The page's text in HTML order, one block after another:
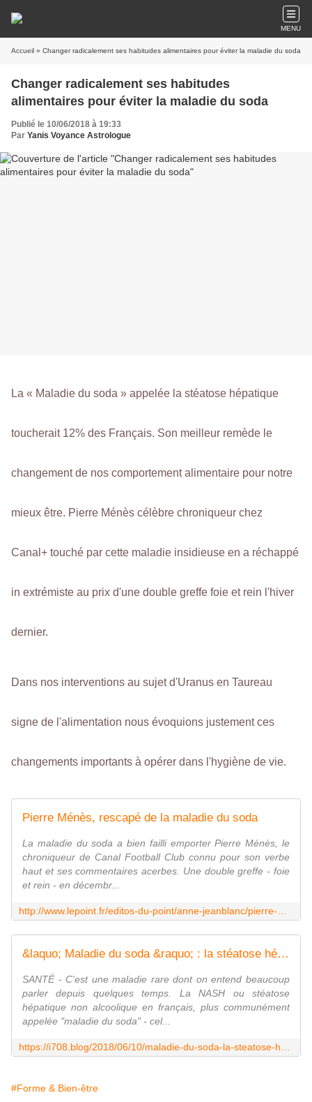
MENU
Accueil » Changer radicalement ses habitudes alimentaires pour éviter la maladie du soda
Changer radicalement ses habitudes
alimentaires pour éviter la maladie du soda
Publié le 10/06/2018 à 19:33
Par Yanis Voyance Astrologue
La « Maladie du soda » appelée la stéatose hépatique
toucherait 12% des Français. Son meilleur remède le
changement de nos comportement alimentaire pour notre
mieux être. Pierre Ménès célèbre chroniqueur chez
Canal+ touché par cette maladie insidieuse en a réchappé
in extrémiste au prix d'une double greffe foie et rein l'hiver
dernier.
Dans nos interventions au sujet d'Uranus en Taureau
signe de l'alimentation nous évoquions justement ces
changements importants à opérer dans l'hygiène de vie.
Pierre Ménès, rescapé de la maladie du soda
La maladie du soda a bien failli emporter Pierre Ménès, le
chroniqueur de Canal Football Club connu pour son verbe
haut et ses commentaires acerbes. Une double greffe - foie
et rein - en décembr...
&laquo; Maladie du soda &raquo; : la stéatose hépatique touche-t-elle réellement 12% des Français ? Il semblerait que Oui, et que beaucoup l&rsquo;ignorent ! Notre meilleur médicament, c&rsquo;est nous même ! Changeons nos comportements alimentaires pour notre bien être !
SANTÉ - C'est une maladie rare dont on entend beaucoup
parler depuis quelques temps. La NASH ou stéatose
hépatique non alcoolique en français, plus communément
appelée "maladie du soda" - cel...
#Forme & Bien-être